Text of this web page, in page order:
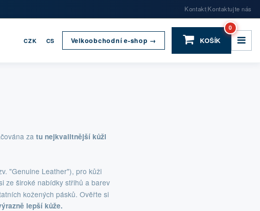
Kontakt|Kontaktujte nás
CZK CS Velkoobchodní e-shop → KOŠÍK
0
za tu nejkvalitnější kůži
"Genuine Leather"), pro kůži
ze široké nabídky střihů a barev
kožených pásků. Ověřte si
lepší kůže.